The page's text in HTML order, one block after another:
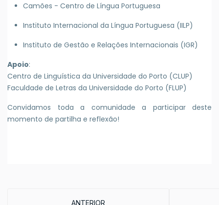
Camões - Centro de Língua Portuguesa
Instituto Internacional da Língua Portuguesa (IILP)
Instituto de Gestão e Relações Internacionais (IGR)
Apoio:
Centro de Linguística da Universidade do Porto (CLUP)
Faculdade de Letras da Universidade do Porto (FLUP)
Convidamos toda a comunidade a participar deste
momento de partilha e reflexão!
ARTIGO ANTERIOR: SEMANA ACADÉMICA
ANTERIOR